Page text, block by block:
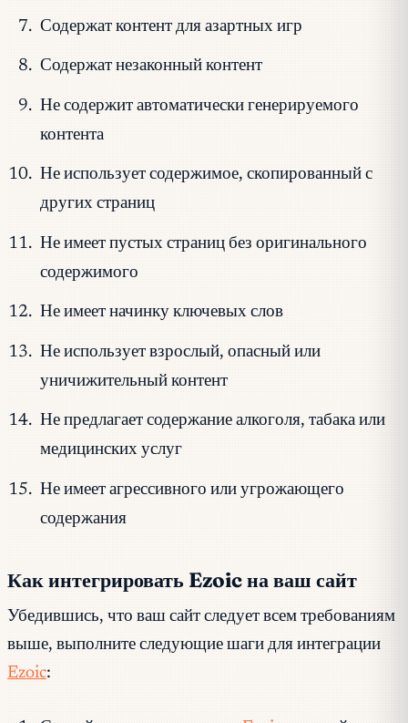
Содержат контент для азартных игр
Содержат незаконный контент
Не содержит автоматически генерируемого
контента
Не использует содержимое, скопированный с
других страниц
Не имеет пустых страниц без оригинального
содержимого
Не имеет начинку ключевых слов
Не использует взрослый, опасный или
уничижительный контент
Не предлагает содержание алкоголя, табака или
медицинских услуг
Не имеет агрессивного или угрожающего
содержания
Как интегрировать Ezoic на ваш сайт
Убедившись, что ваш сайт следует всем требованиям
выше, выполните следующие шаги для интеграции
Ezoic: